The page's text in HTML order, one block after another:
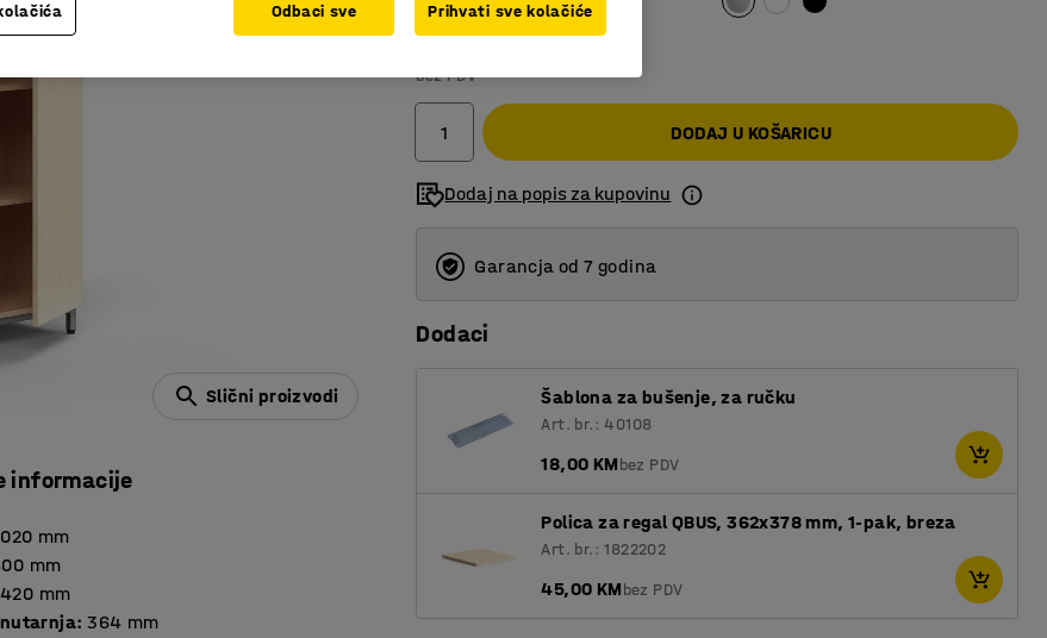
Slični proizvodi
informacije
mm
mm
420 mm
: 364 mm
889,00 KM
bez PDV
DODAJ U KOŠARICU
Dodaj na popis za kupovinu
Garancja od 7 godina
Dodaci
Šablona za bušenje, za ručku
Art. br.: 40108
18,00 KMbez PDV
Polica za regal QBUS, 362x378 mm, 1-pak, breza
Art. br.: 1822202
45,00 KMbez PDV
Odbaci sve Prihvati sve kolačiće